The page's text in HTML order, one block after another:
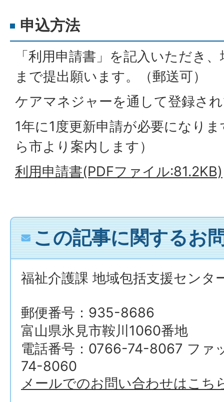
申込方法
「利用申請書」を記入いただき
まで提出願います。（郵送可）
ケアマネジャーを通して登録さ
1年に1度更新申請が必要になり
ら市より案内します）
利用申請書(PDFファイル:81.2KB)
この記事に関するお
福祉介護課 地域包括支援センタ
郵便番号：935-8686
富山県氷見市鞍川1060番地
電話番号：0766-74-8067 ファ
74-8060
メールでのお問い合わせはこち